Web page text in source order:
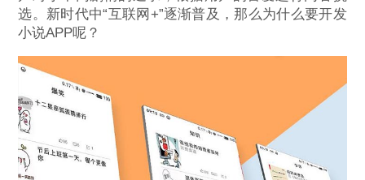
选。新时代中“互联网+”逐渐普及，那么为什么要开发
小说APP呢？